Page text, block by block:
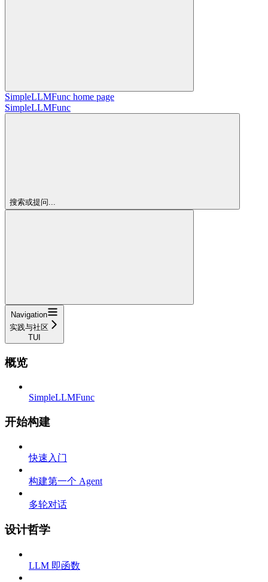
SimpleLLMFunc home page
SimpleLLMFunc
搜索或提问...
Navigation
实践与社区
TUI
概览
SimpleLLMFunc
开始构建
快速入门
构建第一个 Agent
多轮对话
设计哲学
LLM 即函数